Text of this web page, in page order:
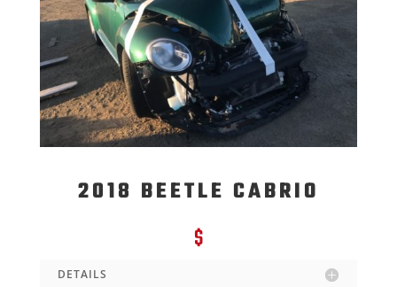
2018 BEETLE CABRIO
$
DETAILS